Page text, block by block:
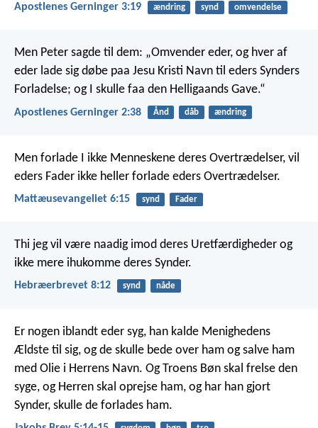
Apostlenes Gerninger 3:19 ændring synd omvendelse
Men Peter sagde til dem: „Omvender eder, og hver af
eder lade sig døbe paa Jesu Kristi Navn til eders Synders
Forladelse; og I skulle faa den Helligaands Gave.“
Apostlenes Gerninger 2:38 Ånd dåb ændring
Men forlade I ikke Menneskene deres Overtrædelser, vil
eders Fader ikke heller forlade eders Overtrædelser.
Mattæusevangeliet 6:15 synd Fader
Thi jeg vil være naadig imod deres Uretfærdigheder og
ikke mere ihukomme deres Synder.
Hebræerbrevet 8:12 synd nåde
Er nogen iblandt eder syg, han kalde Menighedens
Ældste til sig, og de skulle bede over ham og salve ham
med Olie i Herrens Navn. Og Troens Bøn skal frelse den
syge, og Herren skal oprejse ham, og har han gjort
Synder, skulle de forlades ham.